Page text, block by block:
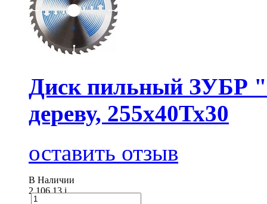
Диск пильный ЗУБР
дереву, 255х40Тх30
оставить отзыв
В Наличии
2 106.13i